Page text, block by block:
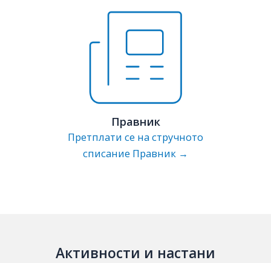
Правник
Претплати се на стручното
списание Правник →
Активности и настани